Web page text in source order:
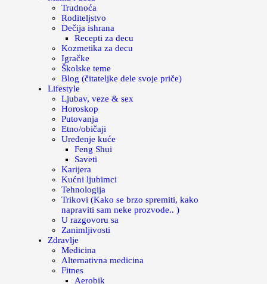
Trudnoća
Roditeljstvo
Dečija ishrana
Recepti za decu
Kozmetika za decu
Igračke
Školske teme
Blog (čitateljke dele svoje priče)
Lifestyle
Ljubav, veze & sex
Horoskop
Putovanja
Etno/običaji
Uređenje kuće
Feng Shui
Saveti
Karijera
Kućni ljubimci
Tehnologija
Trikovi (Kako se brzo spremiti, kako
napraviti sam neke prozvode.. )
U razgovoru sa
Zanimljivosti
Zdravlje
Medicina
Alternativna medicina
Fitnes
Aerobik